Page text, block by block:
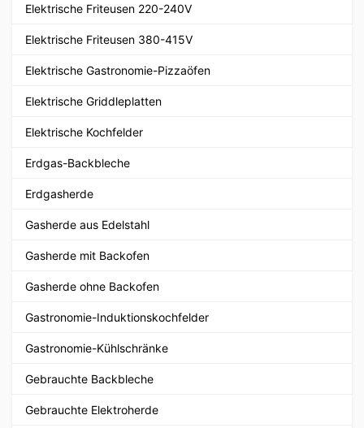
Elektrische Friteusen 220-240V
Elektrische Friteusen 380-415V
Elektrische Gastronomie-Pizzaöfen
Elektrische Griddleplatten
Elektrische Kochfelder
Erdgas-Backbleche
Erdgasherde
Gasherde aus Edelstahl
Gasherde mit Backofen
Gasherde ohne Backofen
Gastronomie-Induktionskochfelder
Gastronomie-Kühlschränke
Gebrauchte Backbleche
Gebrauchte Elektroherde